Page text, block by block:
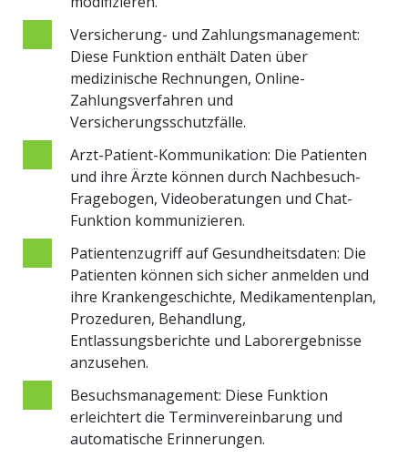
Versicherung- und Zahlungsmanagement:
Diese Funktion enthält Daten über
medizinische Rechnungen, Online-
Zahlungsverfahren und
Versicherungsschutzfälle.
Arzt-Patient-Kommunikation: Die Patienten
und ihre Ärzte können durch Nachbesuch-
Fragebogen, Videoberatungen und Chat-
Funktion kommunizieren.
Patientenzugriff auf Gesundheitsdaten: Die
Patienten können sich sicher anmelden und
ihre Krankengeschichte, Medikamentenplan,
Prozeduren, Behandlung,
Entlassungsberichte und Laborergebnisse
anzusehen.
Besuchsmanagement: Diese Funktion
erleichtert die Terminvereinbarung und
automatische Erinnerungen.